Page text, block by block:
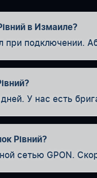
в Измаиле?
подключении.
У нас есть
Рівний?
сетью GPON.